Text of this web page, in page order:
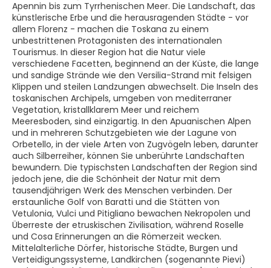
Apennin bis zum Tyrrhenischen Meer. Die Landschaft, das
künstlerische Erbe und die herausragenden Städte - vor
allem Florenz - machen die Toskana zu einem
unbestrittenen Protagonisten des internationalen
Tourismus. In dieser Region hat die Natur viele
verschiedene Facetten, beginnend an der Küste, die lange
und sandige Strände wie den Versilia-Strand mit felsigen
Klippen und steilen Landzungen abwechselt. Die Inseln des
toskanischen Archipels, umgeben von mediterraner
Vegetation, kristallklarem Meer und reichem
Meeresboden, sind einzigartig. In den Apuanischen Alpen
und in mehreren Schutzgebieten wie der Lagune von
Orbetello, in der viele Arten von Zugvögeln leben, darunter
auch Silberreiher, können Sie unberührte Landschaften
bewundern. Die typischsten Landschaften der Region sind
jedoch jene, die die Schönheit der Natur mit dem
tausendjährigen Werk des Menschen verbinden. Der
erstaunliche Golf von Baratti und die Stätten von
Vetulonia, Vulci und Pitigliano bewachen Nekropolen und
Überreste der etruskischen Zivilisation, während Roselle
und Cosa Erinnerungen an die Römerzeit wecken.
Mittelalterliche Dörfer, historische Städte, Burgen und
Verteidigungssysteme, Landkirchen (sogenannte Pievi)